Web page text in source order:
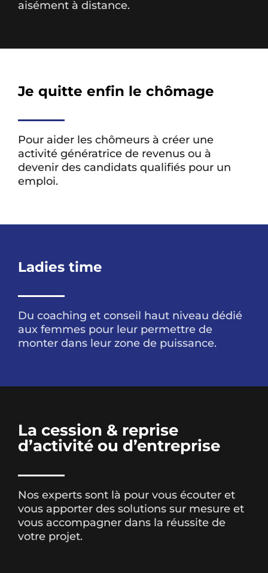
aisément à distance.
Je quitte enfin le chômage
Pour aider les chômeurs à créer une
activité génératrice de revenus ou à
devenir des candidats qualifiés pour un
emploi.
Ladies time
Du coaching et conseil haut niveau dédié
aux femmes pour leur permettre de
monter dans leur zone de puissance.
La cession & reprise
d’activité ou d’entreprise
Nos experts sont là pour vous écouter et
vous apporter des solutions sur mesure et
vous accompagner dans la réussite de
votre projet.